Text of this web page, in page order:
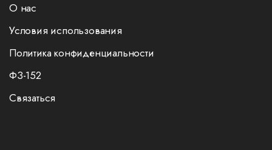
О нас
Условия использования
Политика конфиденциальности
ФЗ-152
Связаться